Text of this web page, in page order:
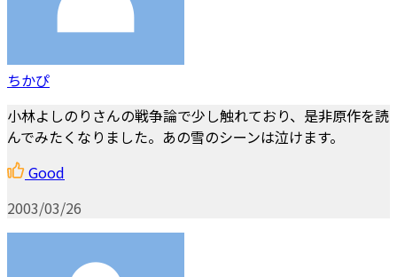
ちかぴ
小林よしのりさんの戦争論で少し触れており、是非原作を読
んでみたくなりました。あの雪のシーンは泣けます。
Good
2003/03/26